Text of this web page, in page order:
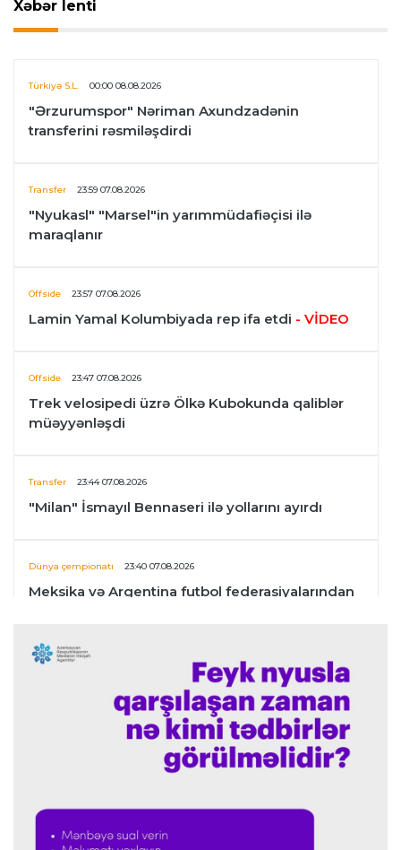
Xəbər lenti
Türkiyə S.L. 00:00 08.08.2026
"Ərzurumspor" Nəriman Axundzadənin
transferini rəsmiləşdirdi
Transfer 23:59 07.08.2026
"Nyukasl" "Marsel"in yarımmüdafiəçisi ilə
maraqlanır
Offside 23:57 07.08.2026
Lamin Yamal Kolumbiyada rep ifa etdi - VİDEO
Offside 23:47 07.08.2026
Trek velosipedi üzrə Ölkə Kubokunda qaliblər
müəyyənləşdi
Transfer 23:44 07.08.2026
"Milan" İsmayıl Bennaseri ilə yollarını ayırdı
Dünya çempionatı 23:40 07.08.2026
Meksika və Argentina futbol federasiyalarından
"Formula 1" pilotlarının 2026-cı il reytinqi
qatdı